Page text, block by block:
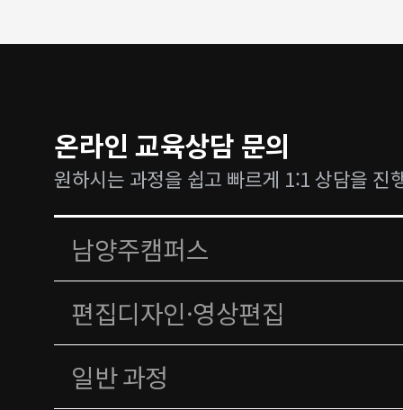
온라인 교육상담 문의
원하시는 과정을 쉽고 빠르게 1:1 상담을 진